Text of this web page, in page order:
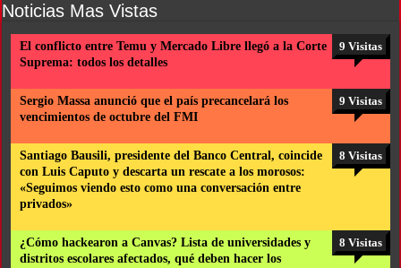
Noticias Mas Vistas
El conflicto entre Temu y Mercado Libre llegó a la Corte
Suprema: todos los detalles
9 Visitas
Sergio Massa anunció que el país precancelará los
vencimientos de octubre del FMI
9 Visitas
Santiago Bausili, presidente del Banco Central, coincide
con Luis Caputo y descarta un rescate a los morosos:
«Seguimos viendo esto como una conversación entre
privados»
8 Visitas
¿Cómo hackearon a Canvas? Lista de universidades y
distritos escolares afectados, qué deben hacer los
8 Visitas